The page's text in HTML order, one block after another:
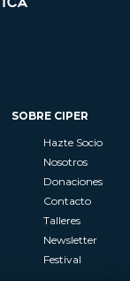
SOBRE CIPER
Hazte Socio
Nosotros
Donaciones
Contacto
Talleres
Newsletter
Festival